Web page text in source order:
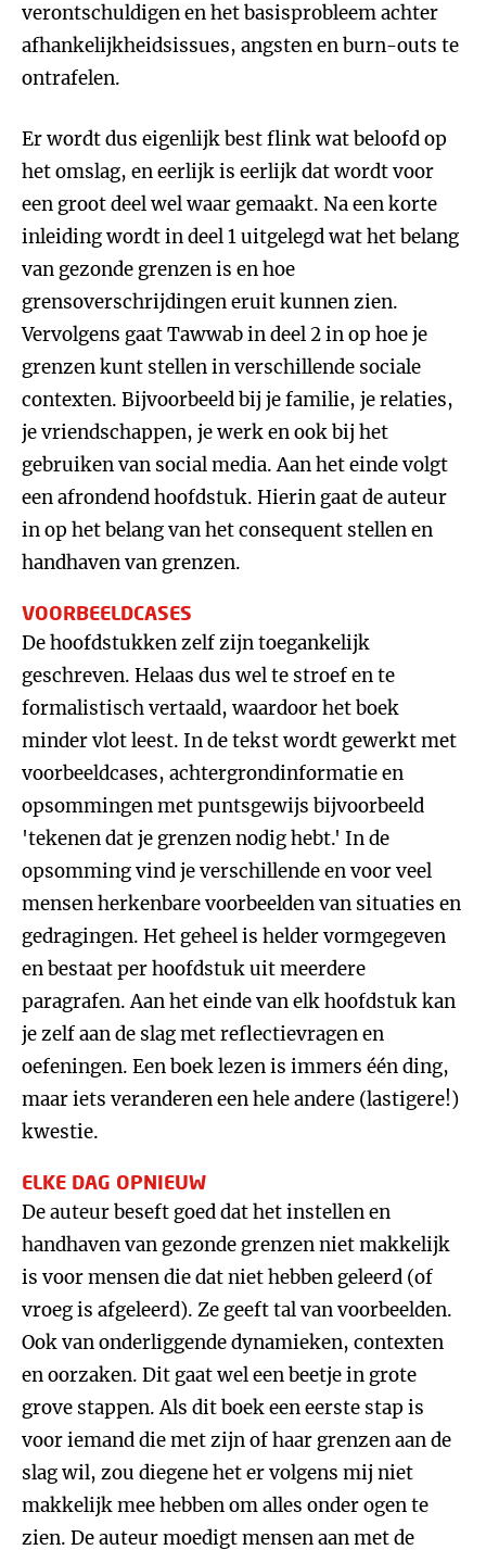
verontschuldigen en het basisprobleem achter
afhankelijkheidsissues, angsten en burn-outs te
ontrafelen.
Er wordt dus eigenlijk best flink wat beloofd op
het omslag, en eerlijk is eerlijk dat wordt voor
een groot deel wel waar gemaakt. Na een korte
inleiding wordt in deel 1 uitgelegd wat het belang
van gezonde grenzen is en hoe
grensoverschrijdingen eruit kunnen zien.
Vervolgens gaat Tawwab in deel 2 in op hoe je
grenzen kunt stellen in verschillende sociale
contexten. Bijvoorbeeld bij je familie, je relaties,
je vriendschappen, je werk en ook bij het
gebruiken van social media. Aan het einde volgt
een afrondend hoofdstuk. Hierin gaat de auteur
in op het belang van het consequent stellen en
handhaven van grenzen.
VOORBEELDCASES
De hoofdstukken zelf zijn toegankelijk
geschreven. Helaas dus wel te stroef en te
formalistisch vertaald, waardoor het boek
minder vlot leest. In de tekst wordt gewerkt met
voorbeeldcases, achtergrondinformatie en
opsommingen met puntsgewijs bijvoorbeeld
'tekenen dat je grenzen nodig hebt.' In de
opsomming vind je verschillende en voor veel
mensen herkenbare voorbeelden van situaties en
gedragingen. Het geheel is helder vormgegeven
en bestaat per hoofdstuk uit meerdere
paragrafen. Aan het einde van elk hoofdstuk kan
je zelf aan de slag met reflectievragen en
oefeningen. Een boek lezen is immers één ding,
maar iets veranderen een hele andere (lastigere!)
kwestie.
ELKE DAG OPNIEUW
De auteur beseft goed dat het instellen en
handhaven van gezonde grenzen niet makkelijk
is voor mensen die dat niet hebben geleerd (of
vroeg is afgeleerd). Ze geeft tal van voorbeelden.
Ook van onderliggende dynamieken, contexten
en oorzaken. Dit gaat wel een beetje in grote
grove stappen. Als dit boek een eerste stap is
voor iemand die met zijn of haar grenzen aan de
slag wil, zou diegene het er volgens mij niet
makkelijk mee hebben om alles onder ogen te
zien. De auteur moedigt mensen aan met de